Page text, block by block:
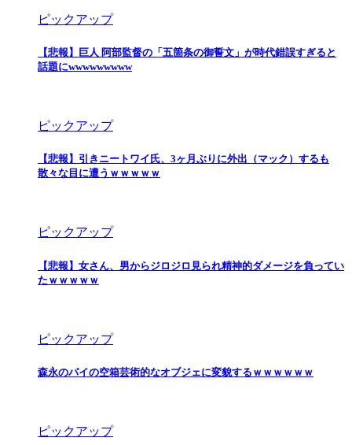
ピックアップ
【悲報】巨人 阿部監督の「五箇条の御誓文」が時代錯誤すぎると
話題にwwwwwwwww
ピックアップ
【悲報】引きニートワイ氏、3ヶ月ぶりに外出（マック）するも
散々な目に遭うｗｗｗｗｗ
ピックアップ
【悲報】女さん、男からジロジロ見られ精神的ダメージを負ってい
たｗｗｗｗｗ
ピックアップ
森永のパイの空箱芸術的なオブジェに変貌するｗｗｗｗｗｗ
ピックアップ